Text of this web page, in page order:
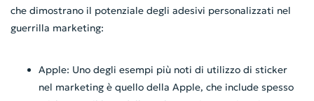
che dimostrano il potenziale degli adesivi personalizzati nel
guerrilla marketing:
Apple: Uno degli esempi più noti di utilizzo di sticker
nel marketing è quello della Apple, che include spesso